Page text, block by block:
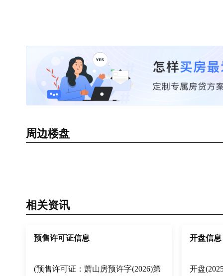
周边楼盘
相关资讯
预售许可证信息
(预售许可证：萧山房预许字(2026)第
开盘信息
开盘